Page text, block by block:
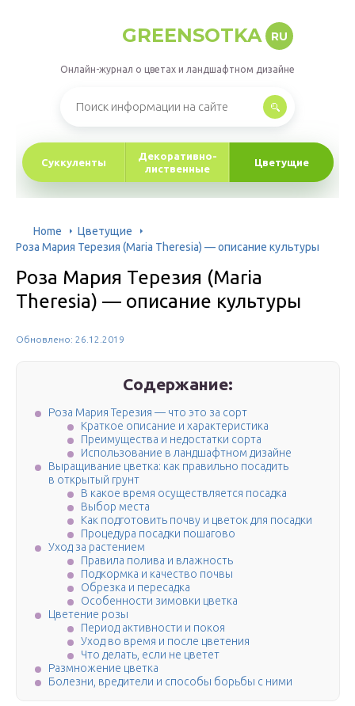
GREENSOTKA RU
Онлайн-журнал о цветах и ландшафтном дизайне
Суккуленты
Декоративно-
лиственные
Цветущие
Home
Цветущие
Роза Мария Терезия (Maria Theresia) — описание культуры
Роза Мария Терезия (Maria
Theresia) — описание культуры
Обновлено: 26.12.2019
Содержание:
Роза Мария Терезия — что это за сорт
Краткое описание и характеристика
Преимущества и недостатки сорта
Использование в ландшафтном дизайне
Выращивание цветка: как правильно посадить
в открытый грунт
В какое время осуществляется посадка
Выбор места
Как подготовить почву и цветок для посадки
Процедура посадки пошагово
Уход за растением
Правила полива и влажность
Подкормка и качество почвы
Обрезка и пересадка
Особенности зимовки цветка
Цветение розы
Период активности и покоя
Уход во время и после цветения
Что делать, если не цветет
Размножение цветка
Болезни, вредители и способы борьбы с ними